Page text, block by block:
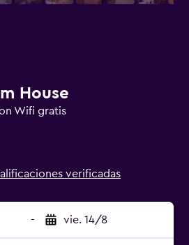
House
Wifi gratis
verificadas
- vie. 14/8